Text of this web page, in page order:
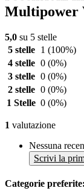
Multipower
5,0 su 5 stelle
5 stelle
1 (100%)
4 stelle 0 (0%)
3 stelle 0 (0%)
2 stelle 0 (0%)
1 Stelle 0 (0%)
1 valutazione
Nessuna
Scrivi la
Categorie preferite: